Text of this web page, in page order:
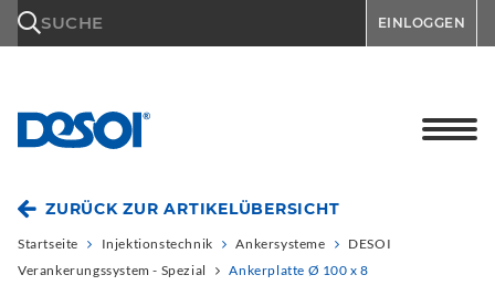
SUCHE EINLOGGEN
ZURÜCK ZUR ARTIKELÜBERSICHT
Startseite Injektionstechnik Ankersysteme
DESOI
Verankerungssystem - Spezial
Ankerplatte Ø 100 x 8